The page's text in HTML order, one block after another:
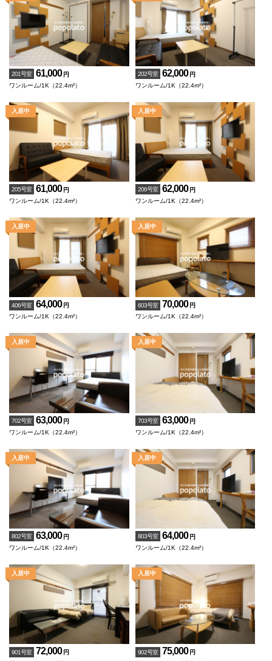
201号室 61,000 円
ワンルーム/1K（22.4m²）
202号室 62,000 円
ワンルーム/1K（22.4m²）
205号室 61,000 円
ワンルーム/1K（22.4m²）
206号室 62,000 円
ワンルーム/1K（22.4m²）
406号室 64,000 円
ワンルーム/1K（22.4m²）
603号室 70,000 円
ワンルーム/1K（22.4m²）
702号室 63,000 円
ワンルーム/1K（22.4m²）
703号室 63,000 円
ワンルーム/1K（22.4m²）
802号室 63,000 円
ワンルーム/1K（22.4m²）
803号室 64,000 円
ワンルーム/1K（22.4m²）
901号室 72,000 円
902号室 75,000 円